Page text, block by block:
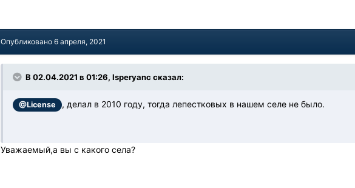
Опубликовано6 апреля, 2021
В 02.04.2021 в 01:26, Isperyanc сказал:
@License , делал в 2010 году, тогда лепестковых в нашем селе не было.
Уважаемый,а вы с какого села?